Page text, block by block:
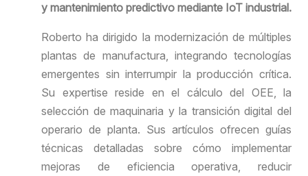
y mantenimiento predictivo mediante IoT industrial.
Roberto ha dirigido la modernización de múltiples
plantas de manufactura, integrando tecnologías
emergentes sin interrumpir la producción crítica.
Su expertise reside en el cálculo del OEE, la
selección de maquinaria y la transición digital del
operario de planta. Sus artículos ofrecen guías
técnicas detalladas sobre cómo implementar
mejoras de eficiencia operativa, reducir